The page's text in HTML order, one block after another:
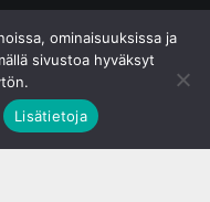
ominaisuuksissa ja
sivustoa hyväksyt
Lisätietoja